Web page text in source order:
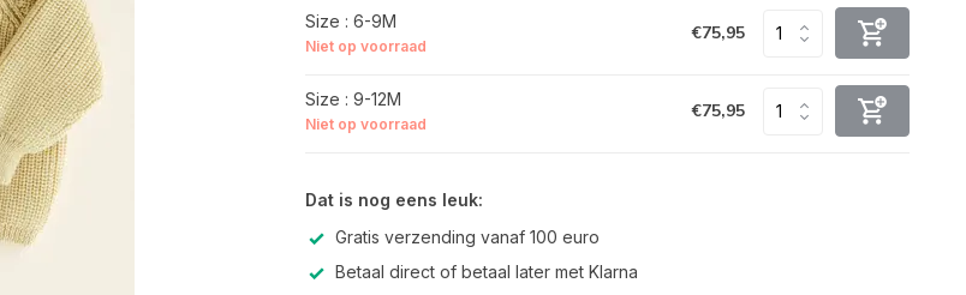
Size : 6-9M
Niet op voorraad
€75,95
Size : 9-12M
Niet op voorraad
€75,95
Dat is nog eens leuk:
Gratis verzending vanaf 100 euro
Betaal direct of betaal later met Klarna